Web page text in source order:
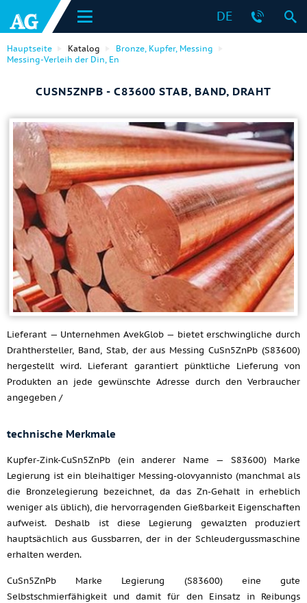
DE
Hauptseite Katalog
Bronze, Kupfer, Messing
Messing-Verleih der Din, En
CUSN5ZNPB - C83600 STAB, BAND, DRAHT
Lieferant — Unternehmen AvekGlob — bietet erschwingliche durch
Drahthersteller, Band, Stab, der aus Messing CuSn5ZnPb (S83600)
hergestellt wird. Lieferant garantiert pünktliche Lieferung von
Produkten an jede gewünschte Adresse durch den Verbraucher
angegeben /
technische Merkmale
Kupfer-Zink-CuSn5ZnPb (ein anderer Name — S83600) Marke
Legierung ist ein bleihaltiger Messing-olovyannisto (manchmal als
die Bronzelegierung bezeichnet, da das Zn-Gehalt in erheblich
weniger als üblich), die hervorragenden Gießbarkeit Eigenschaften
aufweist. Deshalb ist diese Legierung gewalzten produziert
hauptsächlich aus Gussbarren, der in der Schleudergussmaschine
erhalten werden.
CuSn5ZnPb Marke Legierung (S83600) eine gute
Selbstschmierfähigkeit und damit für den Einsatz in Reibungs